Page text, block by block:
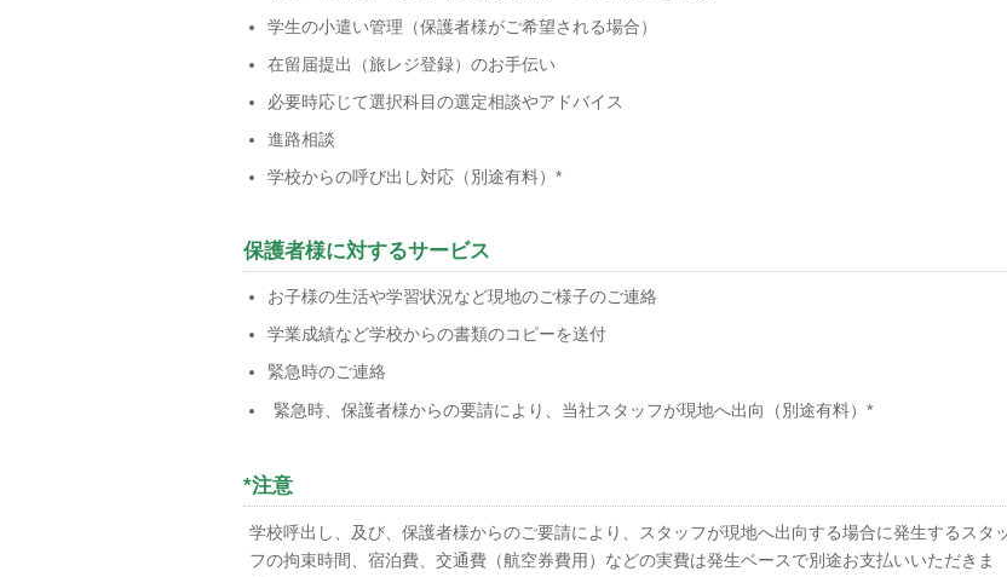
学生の小遣い管理（保護者様がご希望される場合）
在留届提出（旅レジ登録）のお手伝い
必要時応じて選択科目の選定相談やアドバイス
進路相談
学校からの呼び出し対応（別途有料）*
保護者様に対するサービス
お子様の生活や学習状況など現地のご様子のご連絡
学業成績など学校からの書類のコピーを送付
緊急時のご連絡
緊急時、保護者様からの要請により、当社スタッフが現地へ出向（別途有料）*
*注意
学校呼出し、及び、保護者様からのご要請により、スタッフが現地へ出向する場合に発生するスタ
フの拘束時間、宿泊費、交通費（航空券費用）などの実費は発生ベースで別途お支払いいただきま